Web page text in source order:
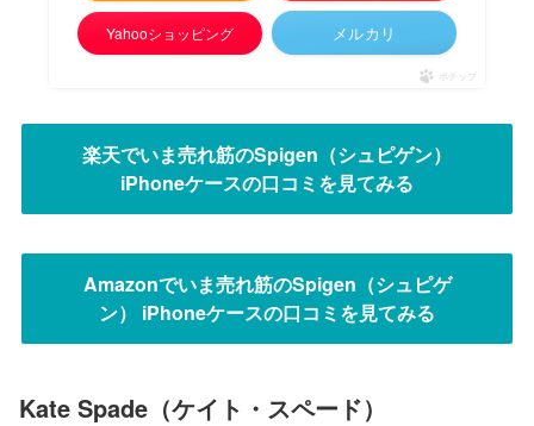
Yahooショッピング メルカリ
ポチップ
楽天でいま売れ筋のSpigen（シュピゲン）
iPhoneケースの口コミを見てみる
Amazonでいま売れ筋のSpigen（シュピゲ
ン） iPhoneケースの口コミを見てみる
Kate Spade（ケイト・スペード）